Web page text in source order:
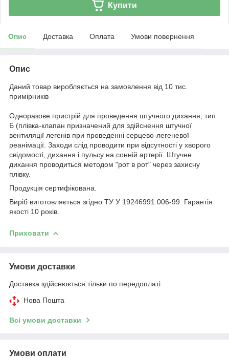
Купити
Опис Доставка Оплата Умови повернення
Опис
Даний товар виробляється на замовлення від 10 тис.
примірників
Одноразове пристрій для проведення штучного дихання, тип
Б (плівка-клапан призначений для здійснення штучної
вентиляції легенів при проведенні серцево-легеневої
реанімації. Заходи слід проводити при відсутності у хворого
свідомості, дихання і пульсу на сонній артерії. Штучне
дихання проводиться методом "рот в рот" через захисну
плівку.
Продукція сертифікована.
Виріб виготовляється згідно ТУ У 19246991.006-99. Гарантія
якості 10 років.
Приховати
Умови доставки
Доставка здійснюється тільки по передоплаті.
Нова Пошта
Всі умови доставки
Умови оплати